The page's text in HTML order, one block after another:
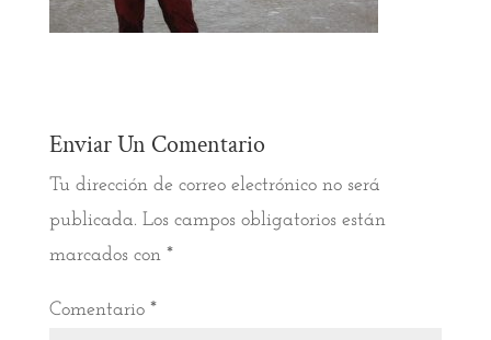
Enviar Un Comentario
Tu dirección de correo electrónico no será
publicada. Los campos obligatorios están
marcados con *
Comentario *